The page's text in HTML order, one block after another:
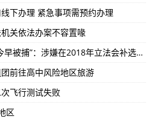
下办理 紧急事项需预约办理
关依法办案不容置喙
香港廉政公署回应“黄耀明今早被捕”：涉嫌在2018年立法会补选中舞弊
前往高中风险地区旅游
飞行测试失败
区